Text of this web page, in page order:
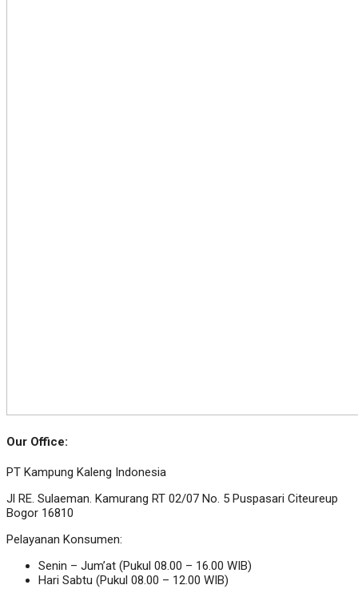
Our Office:
PT Kampung Kaleng Indonesia
Jl RE. Sulaeman. Kamurang RT 02/07 No. 5 Puspasari Citeureup
Bogor 16810
Pelayanan Konsumen:
Senin – Jum’at (Pukul 08.00 – 16.00 WIB)
Hari Sabtu (Pukul 08.00 – 12.00 WIB)